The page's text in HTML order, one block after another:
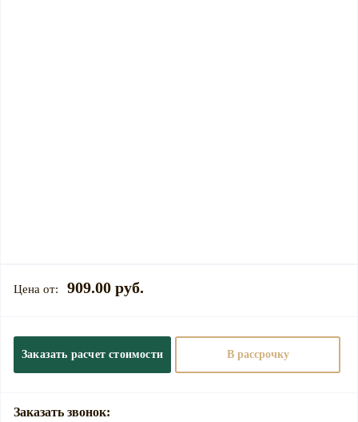
909.00 руб.
Заказать расчет стоимости В рассрочку
Заказать звонок: